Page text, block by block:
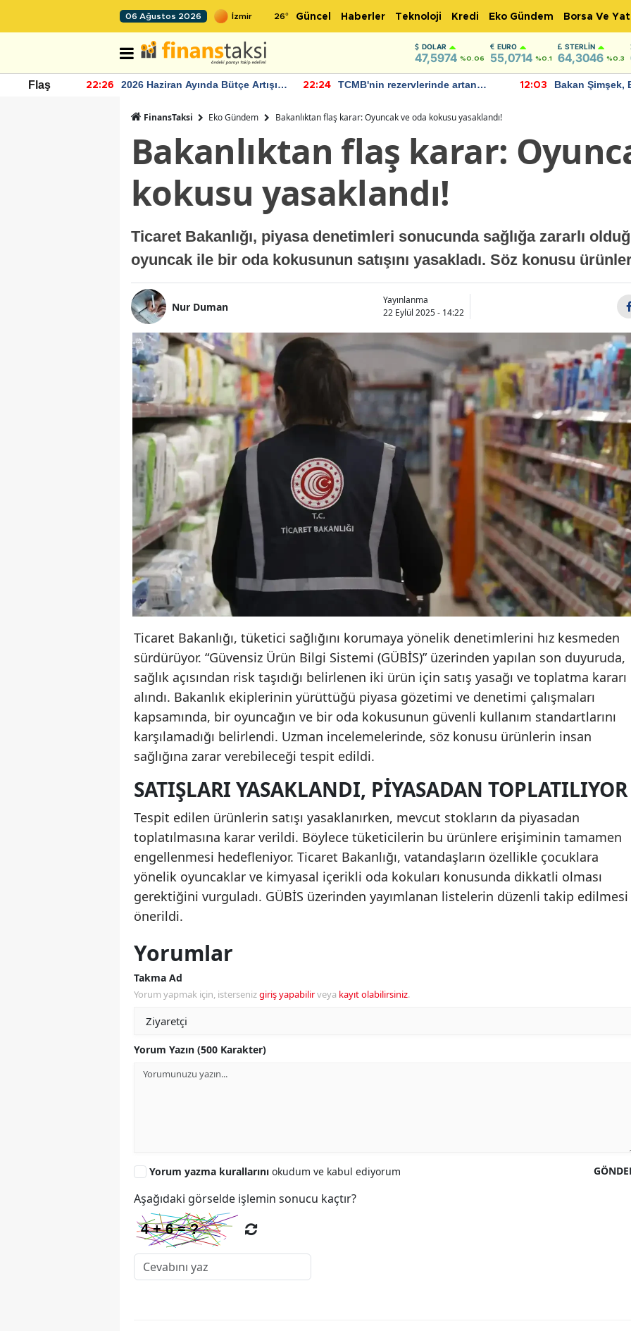
06 Ağustos 2026 26° Güncel Haberler Teknoloji Kredi Eko Gündem Borsa Ve
DOLAR
47,5974 %0.06
EURO
55,0714 %0.1
STERLIN
64,3046 %0.3
Flaş 22:26
2026 Haziran Ayında Bütçe Artışı
22:24
TCMB'nin rezervlerinde artan
12:03
Bakan Şimşek,
FinansTaksi Eko Gündem Bakanlıktan flaş karar: Oyuncak ve oda kokusu yasaklandı!
Bakanlıktan flaş karar:
kokusu yasaklandı!
Ticaret Bakanlığı, piyasa denetimleri sonucunda sağlığa zararlı
oyuncak ile bir oda kokusunun satışını yasakladı. Söz konusu
Nur Duman
Yayınlanma
22 Eylül 2025 - 14:22
Ticaret Bakanlığı, tüketici sağlığını korumaya yönelik denetimlerini hız kesmeden
sürdürüyor. “Güvensiz Ürün Bilgi Sistemi (GÜBİS)” üzerinden yapılan son duyuruda,
sağlık açısından risk taşıdığı belirlenen iki ürün için satış yasağı ve toplatma kararı
alındı. Bakanlık ekiplerinin yürüttüğü piyasa gözetimi ve denetimi çalışmaları
kapsamında, bir oyuncağın ve bir oda kokusunun güvenli kullanım standartlarını
karşılamadığı belirlendi. Uzman incelemelerinde, söz konusu ürünlerin insan
sağlığına zarar verebileceği tespit edildi.
SATIŞLARI YASAKLANDI, PIYASADAN TOPLATILIYOR
Tespit edilen ürünlerin satışı yasaklanırken, mevcut stokların da piyasadan
toplatılmasına karar verildi. Böylece tüketicilerin bu ürünlere erişiminin tamamen
engellenmesi hedefleniyor. Ticaret Bakanlığı, vatandaşların özellikle çocuklara
yönelik oyuncaklar ve kimyasal içerikli oda kokuları konusunda dikkatli olması
gerektiğini vurguladı. GÜBİS üzerinden yayımlanan listelerin düzenli takip edilmesi
önerildi.
Yorumlar
Takma Ad
Yorum yapmak için, istersenizgiriş yapabilirveya kayıt olabilirsiniz.
Yorum Yazın (500 Karakter)
Yorum yazma kurallarını okudum ve kabul ediyorum
Aşağıdaki görselde işlemin sonucu kaçtır?